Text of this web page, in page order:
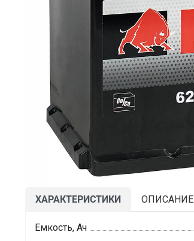
ХАРАКТЕРИСТИКИ ОПИСАНИЕ
Емкость, Ач